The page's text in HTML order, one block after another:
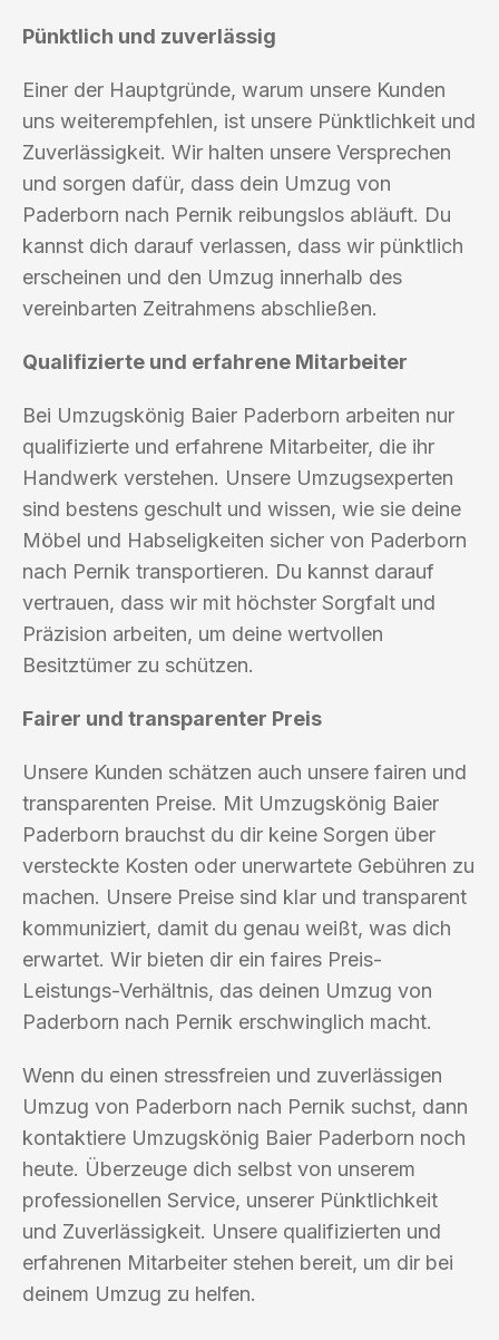
Pünktlich und zuverlässig
Einer der Hauptgründe, warum unsere Kunden
uns weiterempfehlen, ist unsere Pünktlichkeit und
Zuverlässigkeit. Wir halten unsere Versprechen
und sorgen dafür, dass dein Umzug von
Paderborn nach Pernik reibungslos abläuft. Du
kannst dich darauf verlassen, dass wir pünktlich
erscheinen und den Umzug innerhalb des
vereinbarten Zeitrahmens abschließen.
Qualifizierte und erfahrene Mitarbeiter
Bei Umzugskönig Baier Paderborn arbeiten nur
qualifizierte und erfahrene Mitarbeiter, die ihr
Handwerk verstehen. Unsere Umzugsexperten
sind bestens geschult und wissen, wie sie deine
Möbel und Habseligkeiten sicher von Paderborn
nach Pernik transportieren. Du kannst darauf
vertrauen, dass wir mit höchster Sorgfalt und
Präzision arbeiten, um deine wertvollen
Besitztümer zu schützen.
Fairer und transparenter Preis
Unsere Kunden schätzen auch unsere fairen und
transparenten Preise. Mit Umzugskönig Baier
Paderborn brauchst du dir keine Sorgen über
versteckte Kosten oder unerwartete Gebühren zu
machen. Unsere Preise sind klar und transparent
kommuniziert, damit du genau weißt, was dich
erwartet. Wir bieten dir ein faires Preis-
Leistungs-Verhältnis, das deinen Umzug von
Paderborn nach Pernik erschwinglich macht.
Wenn du einen stressfreien und zuverlässigen
Umzug von Paderborn nach Pernik suchst, dann
kontaktiere Umzugskönig Baier Paderborn noch
heute. Überzeuge dich selbst von unserem
professionellen Service, unserer Pünktlichkeit
und Zuverlässigkeit. Unsere qualifizierten und
erfahrenen Mitarbeiter stehen bereit, um dir bei
deinem Umzug zu helfen.